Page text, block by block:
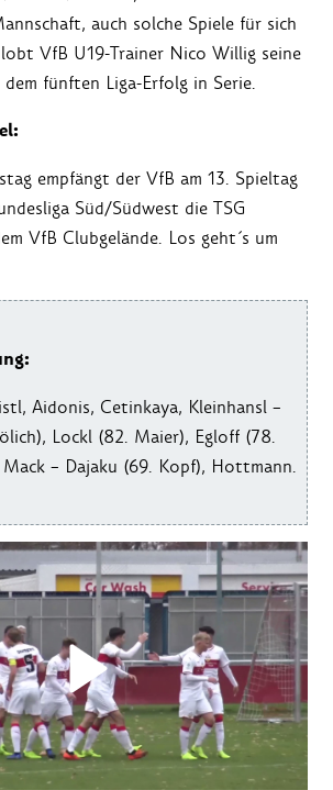
auch solche Spiele für sich
VfB U19-Trainer Nico Willig seine
fünften Liga-Erfolg in Serie.
empfängt der VfB am 13. Spieltag
Süd/Südwest die TSG
VfB Clubgelände. Los geht´s um
Aidonis, Cetinkaya, Kleinhansl –
Lockl (82. Maier), Egloff (78.
Mack – Dajaku (69. Kopf), Hottmann.